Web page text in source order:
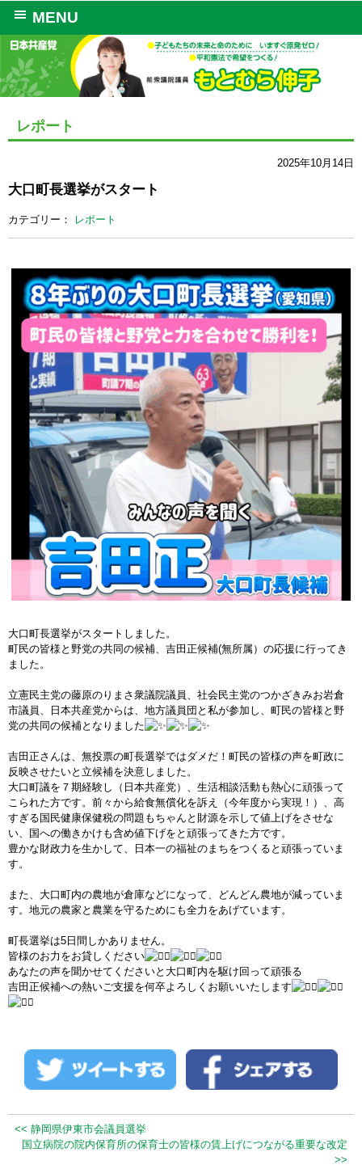
MENU
レポート
2025年10月14日
大口町長選挙がスタート
カテゴリー： レポート
大口町長選挙がスタートしました。
町民の皆様と野党の共同の候補、 吉田正候補(無所属）の応援に行ってき
ました。
立憲民主党の藤原のりまさ衆議院議員、社会民主党のつかざきみお岩倉
市議員、日本共産党からは、地方議員団と私が参加し、町民の皆様と野
党の共同の候補となりました
吉田正さんは、無投票の町長選挙ではダメだ！町民の皆様の声を町政に
反映させたいと立候補を決意しました。
大口町議を７期経験し（日本共産党）、生活相談活動も熱心に頑張って
こられた方です。前々から給食無償化を訴え（今年度から実現！）、高
すぎる国民健康保健税の問題もちゃんと財源を示して値上げをさせな
い、国への働きかけも含め値下げをと頑張ってきた方です。
豊かな財政力を生かして、日本一の福祉のまちをつくると頑張っていま
す。
また、大口町内の農地が倉庫などになって、どんどん農地が減っていま
す。地元の農家と農業を守るためにも全力をあげています。
町長選挙は5日間しかありません。
皆様のお力をお貸しください
あなたの声を聞かせてくださいと大口町内を駆け回って頑張る
吉田正候補への熱いご支援を何卒よろしくお願いいたします
<< 静岡県伊東市会議員選挙
国立病院の院内保育所の保育士の皆様の賃上げにつながる重要な改定
>>